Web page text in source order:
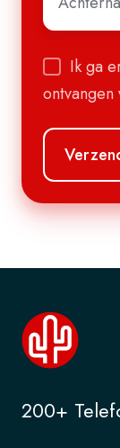
Ik ga
ontvangen
200+